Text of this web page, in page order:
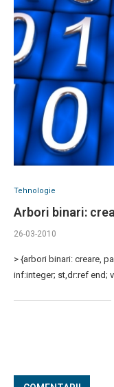
Tehnologie
Arbori binari:
26-03-2010
> {arbori binari: creare,
inf:integer; st,dr:ref end;